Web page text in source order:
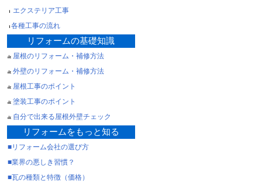
エクステリア工事
各種工事の流れ
リフォームの基礎知識
屋根のリフォーム・補修方法
外壁のリフォーム・補修方法
屋根工事のポイント
塗装工事のポイント
自分で出来る屋根外壁チェック
リフォームをもっと知る
■リフォーム会社の選び方
■業界の悪しき習慣？
■瓦の種類と特徴（価格）